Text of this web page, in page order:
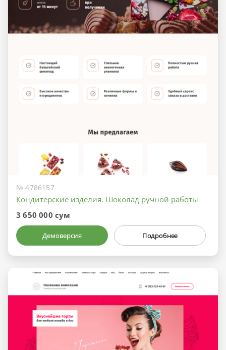
№ 4786157
Кондитерские изделия. Шоколад ручной работы
3 650 000 сум
Демоверсия Подробнее